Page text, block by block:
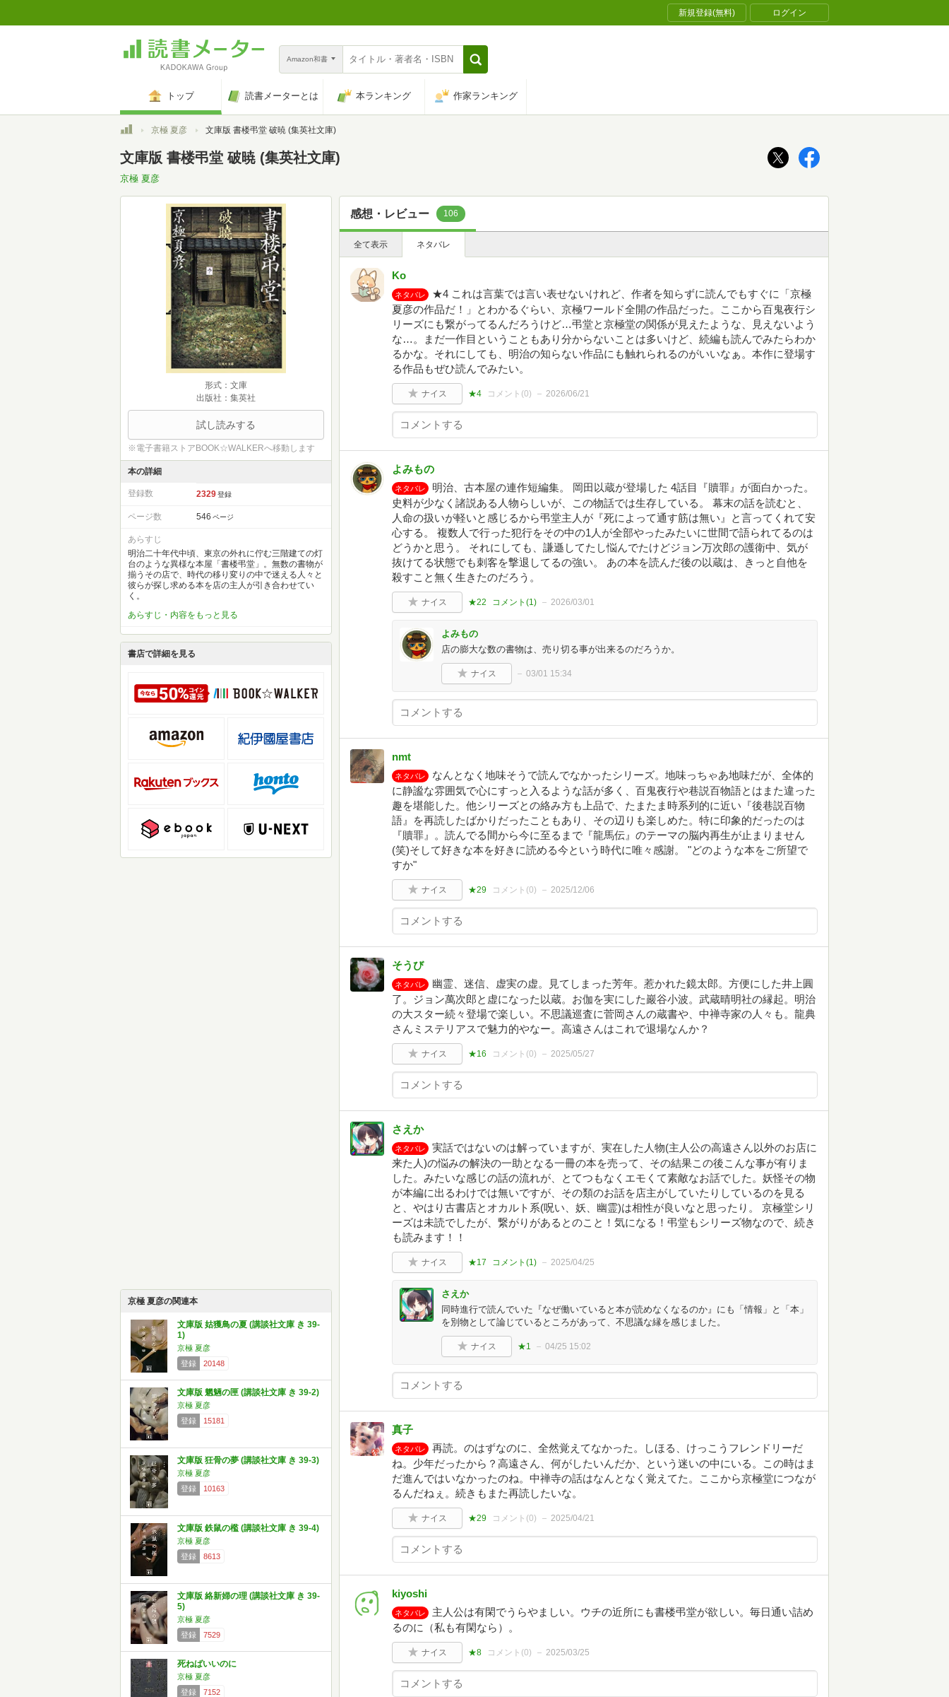
新規登録(無料) ログイン
Amazon和書
トップ 読書メーターとは 本ランキング 作家ランキング
トップ京極 夏彦 文庫版 書楼弔堂 破暁 (集英社文庫)
文庫版 書楼弔堂 破暁 (集英社文庫)
京極 夏彦
形式：文庫
出版社：集英社
試し読みする
※電子書籍ストアBOOK☆WALKERへ移動します
本の詳細
登録数 2329 登録
ページ数 546 ページ
あらすじ
明治二十年代中頃、東京の外れに佇む三階建ての灯
台のような異様な本屋「書楼弔堂」。無数の書物が
揃うその店で、時代の移り変りの中で迷える人々と
彼らが探し求める本を店の主人が引き合わせてい
く。
あらすじ・内容をもっと見る
書店で詳細を見る
京極 夏彦の関連本
文庫版 姑獲鳥の夏 (講談社文庫 き 39-
1)
京極 夏彦
登録
20148
文庫版 魍魎の匣 (講談社文庫 き 39-2)
京極 夏彦
登録
15181
文庫版 狂骨の夢 (講談社文庫 き 39-3)
京極 夏彦
登録
10163
文庫版 鉄鼠の檻 (講談社文庫 き 39-4)
京極 夏彦
登録
8613
文庫版 絡新婦の理 (講談社文庫 き 39-
5)
京極 夏彦
登録
7529
死ねばいいのに
京極 夏彦
登録
7152
感想・レビュー 106
全て表示 ネタバレ
Ko
ネタバレ
★4 これは言葉では言い表せないけれど、作者を知らずに読んでもすぐに「京極
夏彦の作品だ！」とわかるぐらい、京極ワールド全開の作品だった。ここから百鬼夜行シ
リーズにも繋がってるんだろうけど…弔堂と京極堂の関係が見えたような、見えないよう
な…。まだ一作目ということもあり分からないことは多いけど、続編も読んでみたらわか
るかな。それにしても、明治の知らない作品にも触れられるのがいいなぁ。本作に登場す
る作品もぜひ読んでみたい。
ナイス ★4 コメント(0) 2026/06/21
よみもの
ネタバレ
明治、古本屋の連作短編集。 岡田以蔵が登場した 4話目『贖罪』が面白かった。
史料が少なく諸説ある人物らしいが、この物話では生存している。 幕末の話を読むと、
人命の扱いが軽いと感じるから弔堂主人が『死によって通す筋は無い』と言ってくれて安
心する。 複数人で行った犯行をその中の1人が全部やったみたいに世間で語られてるのは
どうかと思う。 それにしても、謙遜してたし悩んでたけどジョン万次郎の護衛中、気が
抜けてる状態でも刺客を撃退してるの強い。 あの本を読んだ後の以蔵は、きっと自他を
殺すこと無く生きたのだろう。
ナイス ★22 コメント(1) 2026/03/01
よみもの
店の膨大な数の書物は、売り切る事が出来るのだろうか。
ナイス 03/01 15:34
nmt
ネタバレ
なんとなく地味そうで読んでなかったシリーズ。地味っちゃあ地味だが、全体的
に静謐な雰囲気で心にすっと入るような話が多く、百鬼夜行や巷説百物語とはまた違った
趣を堪能した。他シリーズとの絡み方も上品で、たまたま時系列的に近い『後巷説百物
語』を再読したばかりだったこともあり、その辺りも楽しめた。特に印象的だったのは
『贖罪』。読んでる間から今に至るまで『龍馬伝』のテーマの脳内再生が止まりません
(笑)そして好きな本を好きに読める今という時代に唯々感謝。 "どのような本をご所望で
すか"
ナイス ★29 コメント(0) 2025/12/06
そうび
ネタバレ
幽霊、迷信、虚実の虚。見てしまった芳年。惹かれた鏡太郎。方便にした井上圓
了。ジョン萬次郎と虚になった以蔵。お伽を実にした巖谷小波。武蔵晴明社の縁起。明治
の大スター続々登場で楽しい。不思議巡査に菅岡さんの蔵書や、中禅寺家の人々も。龍典
さんミステリアスで魅力的やなー。高遠さんはこれで退場なんか？
ナイス ★16 コメント(0) 2025/05/27
さえか
ネタバレ
実話ではないのは解っていますが、実在した人物(主人公の高遠さん以外のお店に
来た人)の悩みの解決の一助となる一冊の本を売って、その結果この後こんな事が有りま
した。みたいな感じの話の流れが、とてつもなくエモくて素敵なお話でした。妖怪その物
が本編に出るわけでは無いですが、その類のお話を店主がしていたりしているのを見る
と、やはり古書店とオカルト系(呪い、妖、幽霊)は相性が良いなと思ったり。 京極堂シリ
ーズは未読でしたが、繋がりがあるとのこと！気になる！弔堂もシリーズ物なので、続き
も読みます！！
ナイス ★17 コメント(1) 2025/04/25
さえか
同時進行で読んでいた『なぜ働いていると本が読めなくなるのか』にも「情報」と「本」
を別物として論じているところがあって、不思議な縁を感じました。
ナイス ★1 04/25 15:02
真子
ネタバレ
再読。のはずなのに、全然覚えてなかった。しほる、けっこうフレンドリーだ
ね。少年だったから？高遠さん、何がしたいんだか、という迷いの中にいる。この時はま
だ進んではいなかったのね。中禅寺の話はなんとなく覚えてた。ここから京極堂につなが
るんだねぇ。続きもまた再読したいな。
ナイス ★29 コメント(0) 2025/04/21
kiyoshi
ネタバレ
主人公は有閑でうらやましい。ウチの近所にも書楼弔堂が欲しい。毎日通い詰め
るのに（私も有閑なら）。
ナイス ★8 コメント(0) 2025/03/25